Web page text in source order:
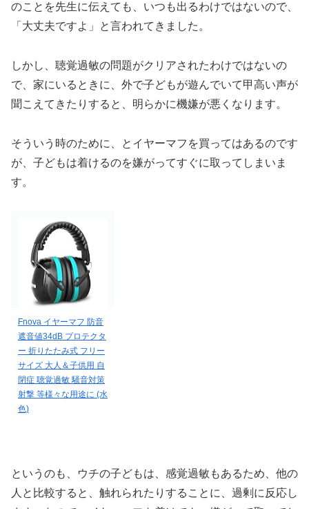
のことを先生に伝えても、いつも出るわけではないので、
「大丈夫ですよ」と言われてきました。
しかし、聴覚過敏の問題がクリアされたわけではないの
で、家にいるときに、外で子どもが遊んでいて甲高い声が
聞こえてきたりすると、明らかに機嫌が悪くなります。
そういう時のために、とイヤーマフを買ってはあるのです
が、子どもは着けるのを嫌がってすぐに取ってしまいま
す。
Fnova イヤーマフ 防音
遮音値34dB プロテクタ
ー 折りたたみ式 フリー
サイズ 大人＆子供用 自
閉症 聴覚過敏 騒音対策
射撃 等様々な用途に (水
色)
というのも、ウチの子どもは、感覚過敏もあるため、他の
人と比較すると、触れられたりすることに、過剰に反応し